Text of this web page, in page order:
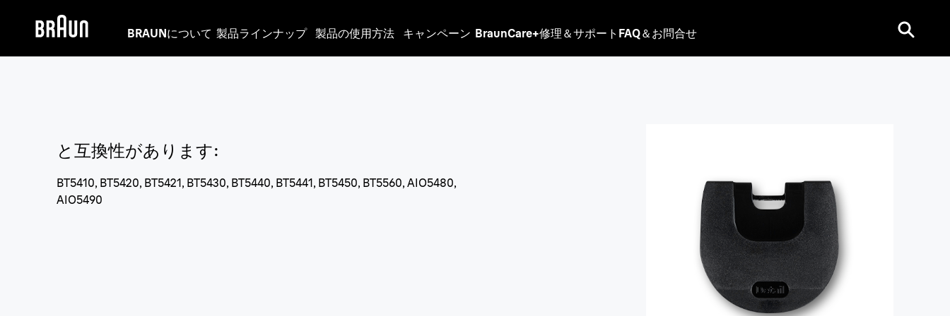
BRAUNについて 製品ラインナップ 製品の使用方法 キャンペーン BraunCare+修理＆サポート FAQ＆お問合せ
と互換性があります:
BT5410, BT5420, BT5421, BT5430, BT5440, BT5441, BT5450, BT5560, AIO5480,
AIO5490